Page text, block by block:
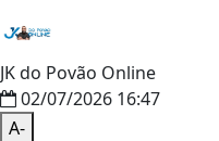
JK do Povão Online
02/07/2026 16:47
A-